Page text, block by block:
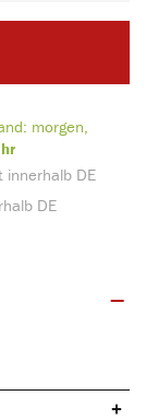
DE
DE
morgen,